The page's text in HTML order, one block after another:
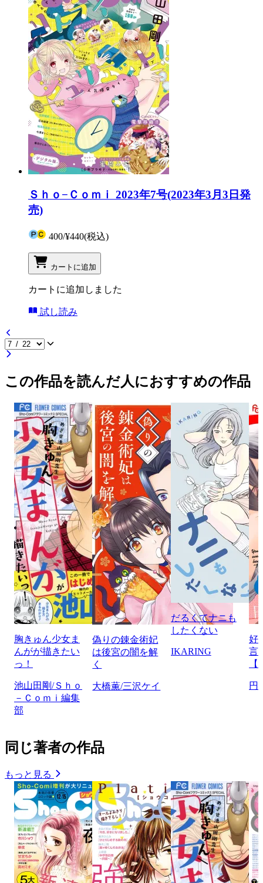
Ｓｈｏ−Ｃｏｍｉ 2023年7号(2023年3月3日発
売)
400/¥440(税込)
カートに追加
カートに追加しました
試し読み
この作品を読んだ人におすすめの作品
胸きゅん少女ま
んがが描きたい
っ！
池山田剛/Ｓｈｏ
－Ｃｏｍｉ編集
部
偽りの錬金術妃
は後宮の闇を解
く
大橋薫/三沢ケイ
だるくてナニも
したくない
IKARING
好
言
円
同じ著者の作品
もっと見る